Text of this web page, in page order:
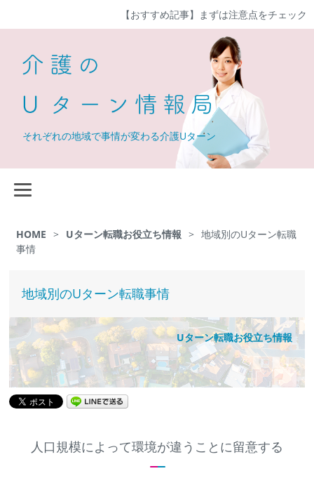
【おすすめ記事】 まずは注意点をチェック
それぞれの地域で事情が変わる介護Uターン
HOME > Uターン転職お役立ち情報 > 地域別のUターン転職
事情
地域別のUターン転職事情
Uターン転職お役立ち情報
人口規模によって環境が違うことに留意する